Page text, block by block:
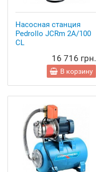
Насосная станция
Pedrollo JCRm 2A/100
CL
16 716 грн.
В корзину